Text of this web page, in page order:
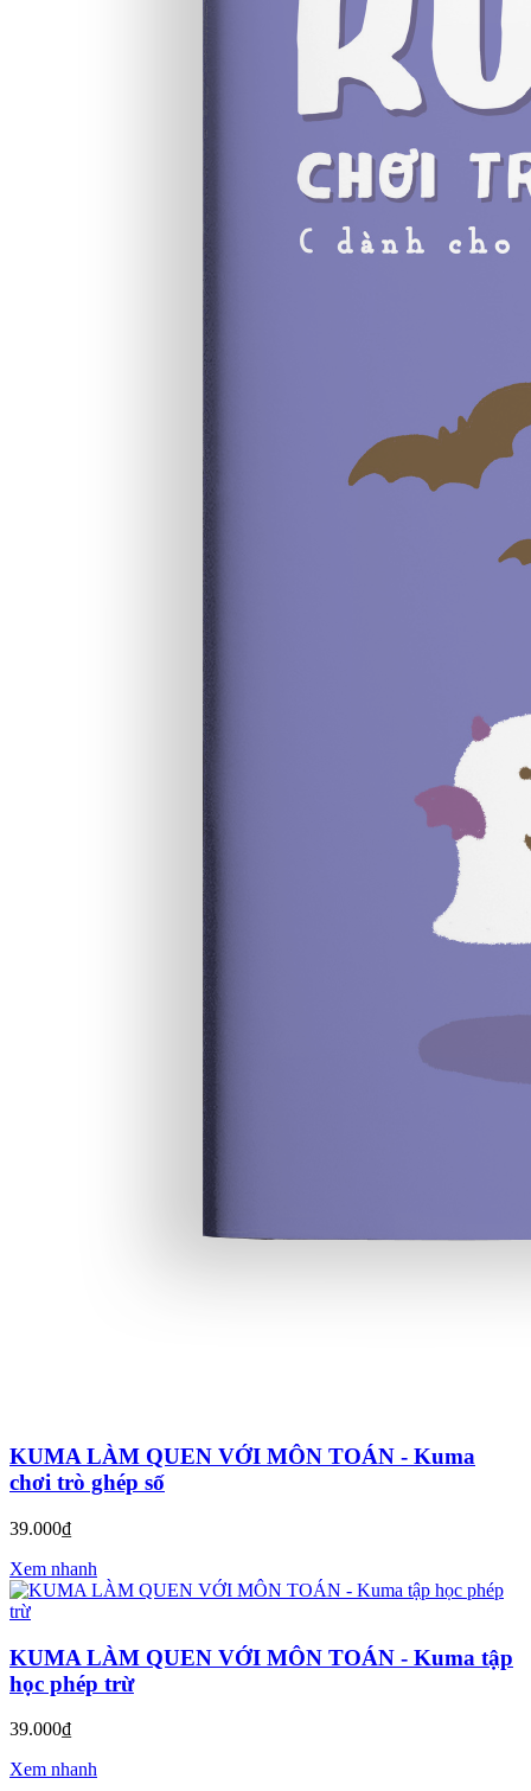
KUMA LÀM QUEN VỚI MÔN TOÁN - Kuma
chơi trò ghép số
39.000₫
Xem nhanh
KUMA LÀM QUEN VỚI MÔN TOÁN - Kuma tập
học phép trừ
39.000₫
Xem nhanh